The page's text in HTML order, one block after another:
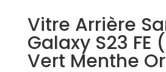
Vitre Arrière
Galaxy S23 FE
Vert Menthe